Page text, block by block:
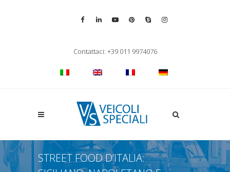
Contattaci: +39 011 9974076
Apri la ricerca
STREET FOOD D’ITALIA: